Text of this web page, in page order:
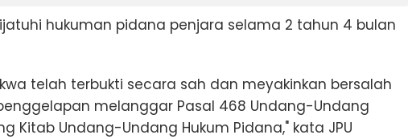
hukuman pidana penjara selama 2 tahun 4 bulan
telah terbukti secara sah dan meyakinkan bersalah
melanggar Pasal 468 Undang-Undang
Kitab Undang-Undang Hukum Pidana," kata JPU